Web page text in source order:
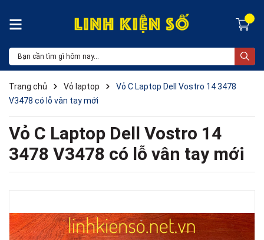
Trang chủ Vỏ laptop
Vỏ C Laptop Dell Vostro 14 3478
V3478 có lỗ vân tay mới
Vỏ C Laptop Dell Vostro 14
3478 V3478 có lỗ vân tay mới